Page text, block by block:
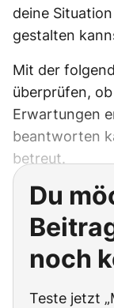
deine
gestalten
Mit der
überprüfen,
Erwartungen
beantworten
betreut.
Du
noch
Teste jetzt